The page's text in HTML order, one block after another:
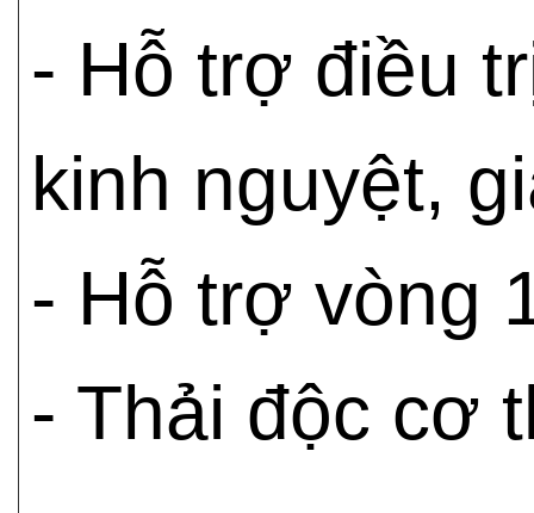
- Hỗ trợ điều
kinh nguyệt,
- Hỗ trợ vòng
- Thải độc cơ